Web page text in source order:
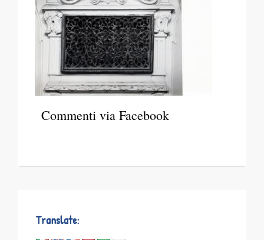
Commenti via Facebook
Translate: